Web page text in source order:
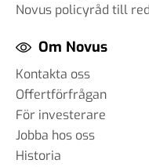
Novus policyråd till
Om Novus
Kontakta oss
Offertförfrågan
För investerare
Jobba hos oss
Historia